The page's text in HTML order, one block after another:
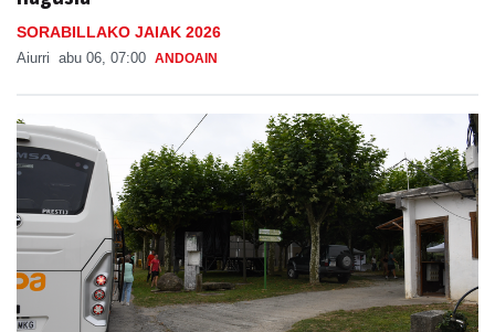
SORABILLAKO JAIAK 2026
Aiurri abu 06, 07:00 ANDOAIN